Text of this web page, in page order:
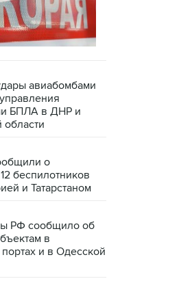
авиабомбами
БПЛА в ДНР и
о
беспилотников
и Татарстаном
РФ сообщило об
в
и в Одесской